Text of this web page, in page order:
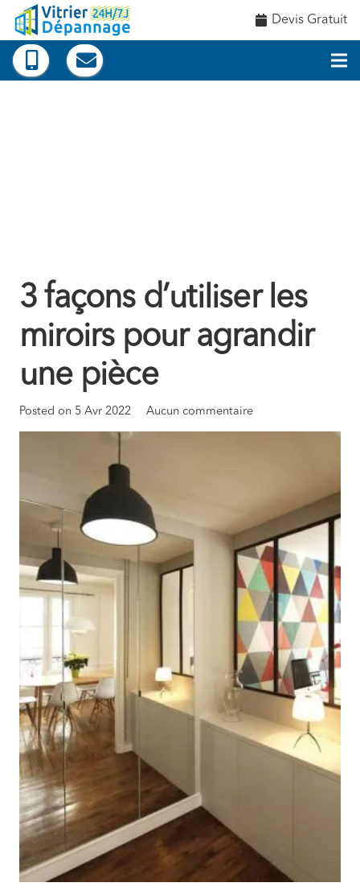
Devis Gratuit
3 façons d’utiliser les
miroirs pour agrandir
une pièce
Posted on 5 Avr 2022 Aucun commentaire